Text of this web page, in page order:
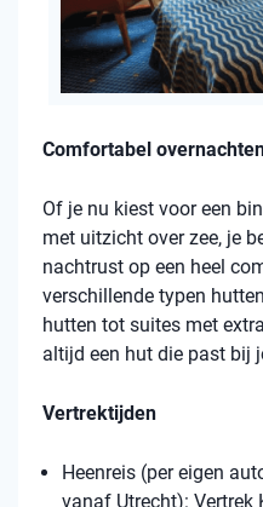
Comfortabel
Of je nu kiest voor een
met uitzicht over zee, je
nachtrust op een heel
verschillende typen
hutten tot suites met
altijd een hut die past bij
Vertrektijden
Heenreis (per eigen
vanaf Utrecht):